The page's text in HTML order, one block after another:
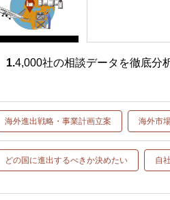
4,000社の相談データを徹底分
海外進出戦略・事業計画立案 海外市
どの国に進出するべきか決めたい 自